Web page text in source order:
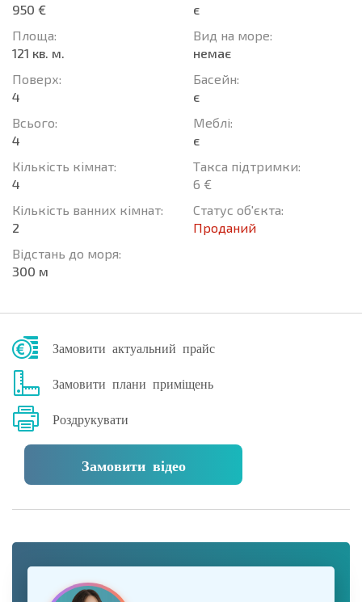
950 €
Площа:
121 кв. м.
Поверх:
4
Всього:
4
Кількість кімнат:
4
Кількість ванних кімнат:
2
Відстань до моря:
300 м
є
Вид на море:
немає
Баcейн:
є
Меблі:
є
Такса підтримки:
6 €
Статус об'єкта:
Проданий
Замовити актуальний прайс
Замовити плани приміщень
Роздрукувати
Замовити відео